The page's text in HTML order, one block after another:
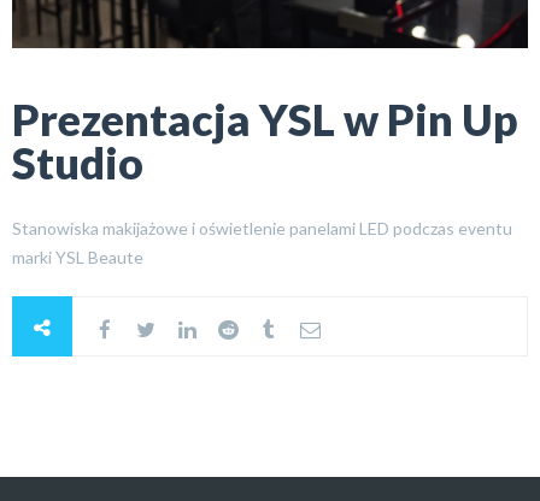
Prezentacja YSL w Pin Up
Studio
Stanowiska makijażowe i oświetlenie panelami LED podczas eventu
marki YSL Beaute